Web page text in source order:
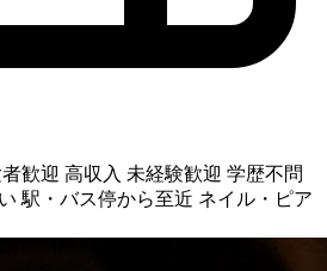
歓迎 高収入 未経験歓迎 学歴不問
駅・バス停から至近 ネイル・ピア